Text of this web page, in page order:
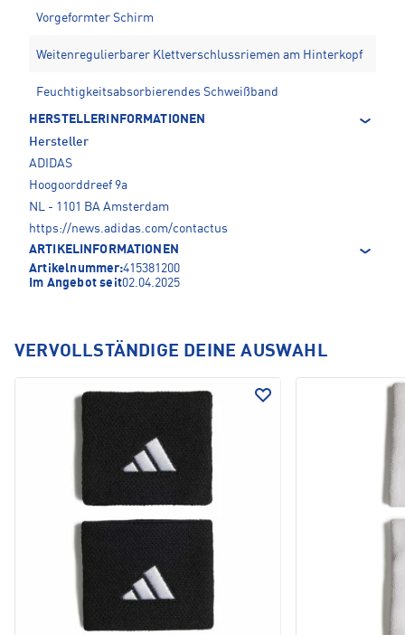
Vorgeformter Schirm
Weitenregulierbarer Klettverschlussriemen am Hinterkopf
Feuchtigkeitsabsorbierendes Schweißband
HERSTELLERINFORMATIONEN
Hersteller
ADIDAS
Hoogoorddreef 9a
NL - 1101 BA Amsterdam
https://news.adidas.com/contactus
ARTIKELINFORMATIONEN
Artikelnummer:415381200
Im Angebot seit02.04.2025
VERVOLLSTÄNDIGE DEINE AUSWAHL